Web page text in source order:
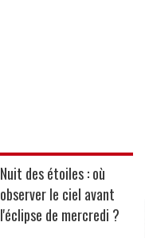
Nuit des étoiles : où
observer le ciel avant
l'éclipse de mercredi ?